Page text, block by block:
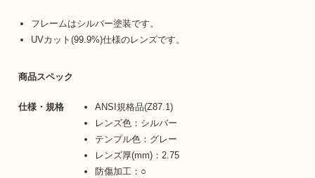
フレームはシルバー塗装です。
UVカット(99.9%)仕様のレンズです。
商品スペック
仕様・規格
ANSI規格品(Z87.1)
レンズ色：シルバー
テンプル色：グレー
レンズ厚(mm)：2.75
防傷加工：○